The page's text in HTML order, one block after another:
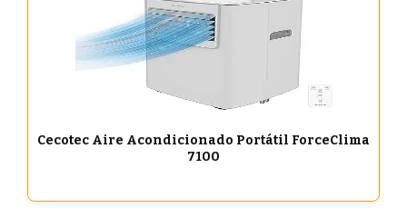
Cecotec Aire Acondicionado Portátil ForceClima
7100